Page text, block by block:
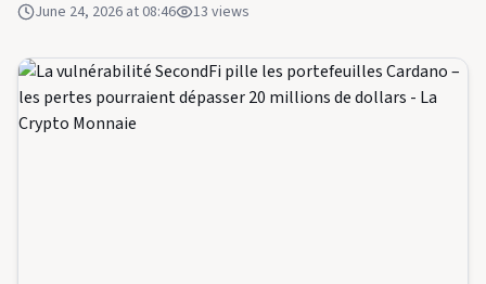
June 24, 2026 at 08:46 13 views